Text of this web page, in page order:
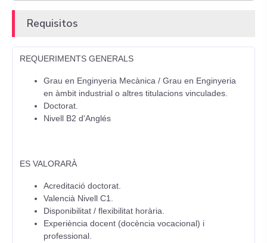
Requisitos
REQUERIMENTS GENERALS
Grau en Enginyeria Mecànica / Grau en Enginyeria
en àmbit industrial o altres titulacions vinculades.
Doctorat.
Nivell B2 d'Anglés
ES VALORARÀ
Acreditació doctorat.
Valencià Nivell C1.
Disponibilitat / flexibilitat horària.
Experiència docent (docència vocacional) i
professional.